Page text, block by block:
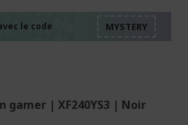
le code
gamer | XF240YS3 | Noir